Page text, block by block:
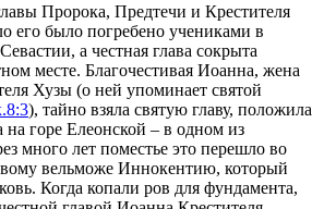
Пророка, Предтечи и Крестителя
его было погребено учениками в
а честная глава сокрыта
месте. Благочестивая Иоанна, жена
Хузы (о ней упоминает святой
), тайно взяла святую главу, положила
на горе Елеонской – в одном из
много лет поместье это перешло во
вельможе Иннокентию, который
Когда копали ров для фундамента,